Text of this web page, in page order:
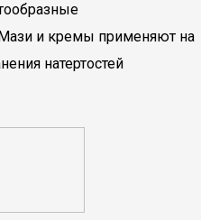
и кремы применяют на
натертостей